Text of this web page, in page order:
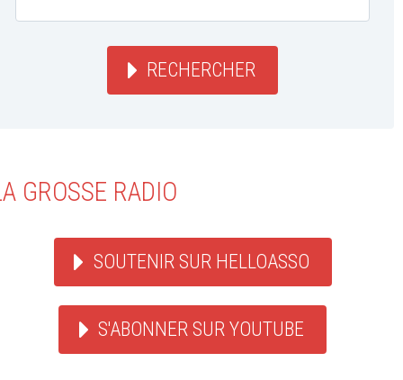
RECHERCHER
GROSSE RADIO
SOUTENIR SUR HELLOASSO
S'ABONNER SUR YOUTUBE